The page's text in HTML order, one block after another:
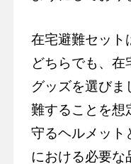
在宅避難セット
どちらでも、在
グッズを選びま
難することを想
守るヘルメット
における必要な